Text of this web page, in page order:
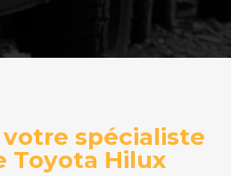
votre spécialiste
Toyota Hilux